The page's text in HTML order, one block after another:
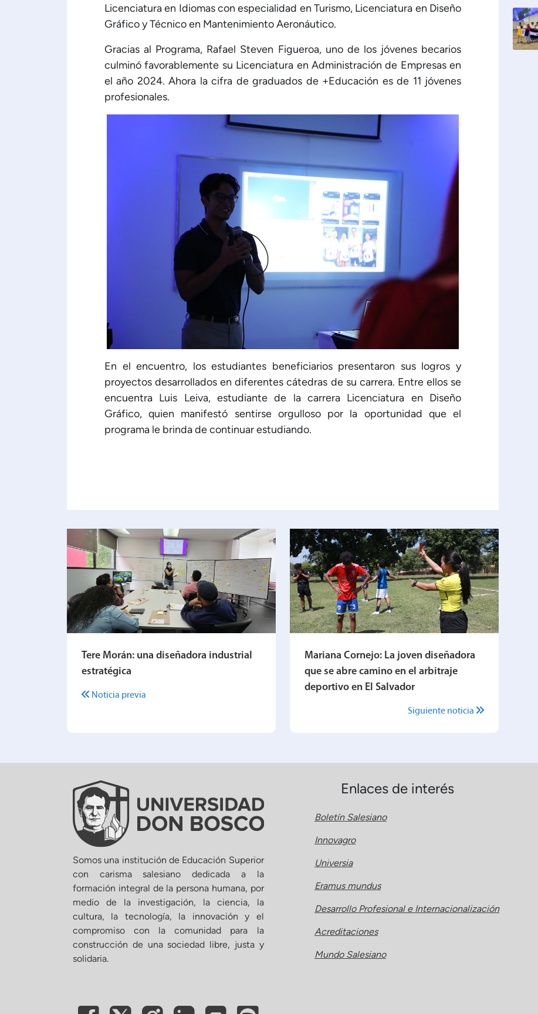
Licenciatura en Idiomas con especialidad en Turismo, Licenciatura en Diseño
Gráfico y Técnico en Mantenimiento Aeronáutico.
Gracias al Programa, Rafael Steven Figueroa, uno de los jóvenes becarios
culminó favorablemente su Licenciatura en Administración de Empresas en
el año 2024. Ahora la cifra de graduados de +Educación es de 11 jóvenes
profesionales.
En el encuentro, los estudiantes beneficiarios presentaron sus logros y
proyectos desarrollados en diferentes cátedras de su carrera. Entre ellos se
encuentra Luis Leiva, estudiante de la carrera Licenciatura en Diseño
Gráfico, quien manifestó sentirse orgulloso por la oportunidad que el
programa le brinda de continuar estudiando.
Tere Morán: una diseñadora industrial
estratégica
Noticia previa
Mariana Cornejo: La joven diseñadora
que se abre camino en el arbitraje
deportivo en El Salvador
Siguiente noticia
Somos una institución de Educación Superior
con carisma salesiano dedicada a la
formación integral de la persona humana, por
medio de la investigación, la ciencia, la
cultura, la tecnología, la innovación y el
compromiso con la comunidad para la
construcción de una sociedad libre, justa y
solidaria.
Enlaces de interés
Boletín Salesiano
Innovagro
Universia
Eramus mundus
Desarrollo Profesional e Internacionalización
Acreditaciones
Mundo Salesiano